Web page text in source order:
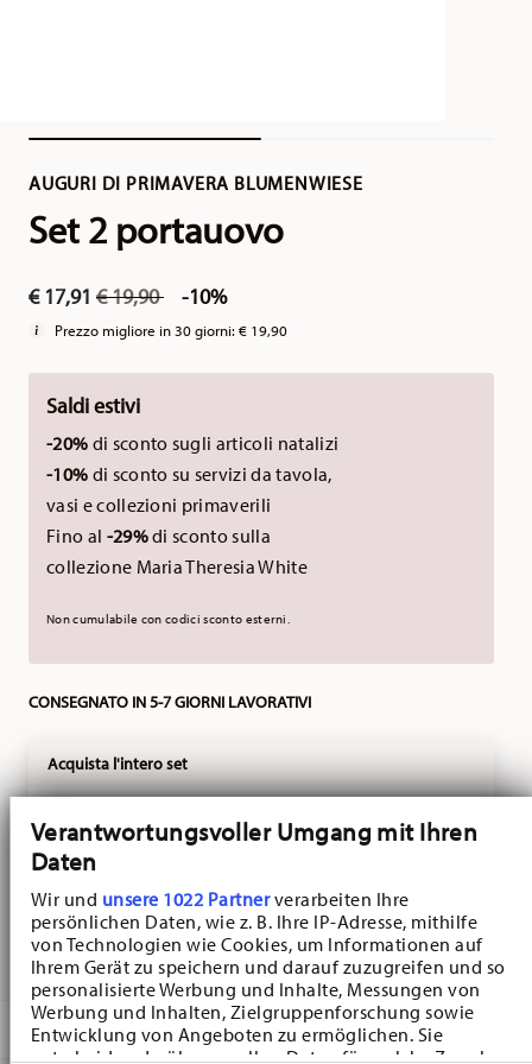
Verantwortungsvoller Umgang mit Ihren
Daten
Wir und unsere 1022 Partnerverarbeiten Ihre
persönlichen Daten, wie z. B. Ihre IP-Adresse, mithilfe
von Technologien wie Cookies, um Informationen auf
Ihrem Gerät zu speichern und darauf zuzugreifen und so
personalisierte Werbung und Inhalte, Messungen von
Werbung und Inhalten, Zielgruppenforschung sowie
Entwicklung von Angeboten zu ermöglichen. Sie
entscheiden darüber, wer Ihre Daten für welche Zwecke
AUGURI DI PRIMAVERA BLUMENWIESE
Set 2 portauovo
€ 17,91 Price reduced from
€ 19,90to -10%
Prezzo migliore in 30 giorni:€ 19,90
Saldi estivi
-20% di sconto sugli articoli natalizi
-10% di sconto su servizi da tavola,
vasi e collezioni primaverili
Fino al -29%di sconto sulla
collezione Maria Theresia White
Non cumulabile con codici sconto esterni.
CONSEGNATO IN 5-7 GIORNI LAVORATIVI
Acquista l'intero set
Nora
Set Colazione di Pasqua
€ 89,10Price reduced from
€ 131,30to
-25%
DESCRIZIONE